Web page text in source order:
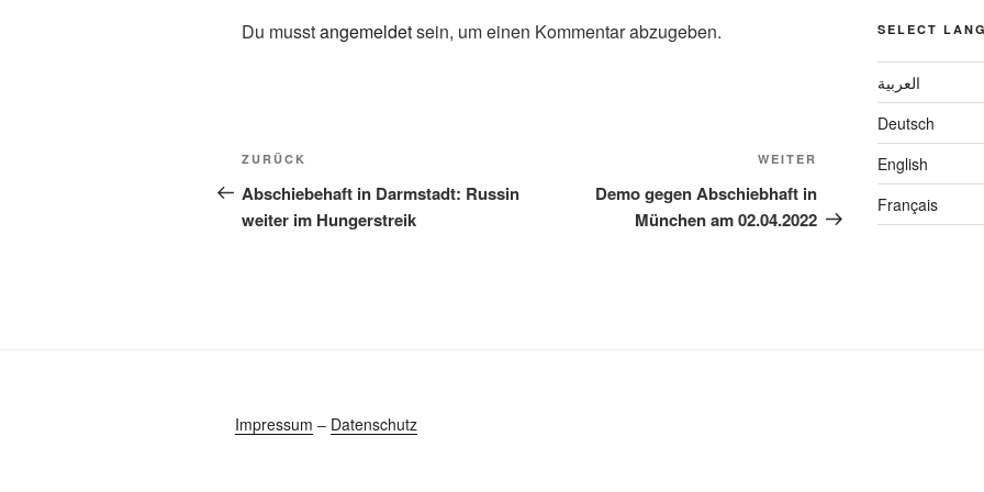
Du musstangemeldetsein, um einen Kommentar abzugeben.
ZURÜCK
Abschiebehaft in Darmstadt: Russin
weiter im Hungerstreik
WEITER
Demo gegen Abschiebhaft in
München am 02.04.2022
SELECT
العربية
Deutsch
English
Français
Impressum – Datenschutz